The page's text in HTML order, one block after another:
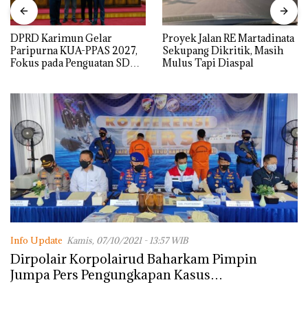
DPRD Karimun Gelar
Paripurna KUA-PPAS 2027,
Fokus pada Penguatan SDM,
Proyek Jalan RE Martadinata
Sekupang Dikritik, Masih
Mulus Tapi Diaspal
Info Update Kamis, 07/10/2021 - 13:57 WIB
Dirpolair Korpolairud Baharkam Pimpin
Jumpa Pers Pengungkapan Kasus